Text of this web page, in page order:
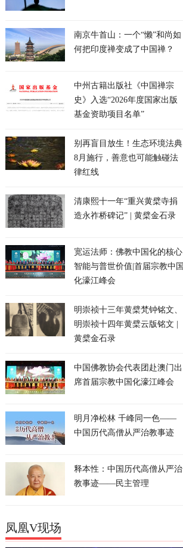
南京牛首山：一个“懒”和尚如
何把印度禅变成了中国禅？
中州古籍出版社《中国禅宗
史》入选“2026年度国家出版
基金资助项目名单”
别再盲目放生！生态环境法典
8月施行，善意也可能触碰法
律红线
清康熙十一年“重兴黄檗寺捐
造永祚桥碑记” | 黄檗金石录
宽运法师：佛教中国化的核心
智能与普世价值|首届宗教中国
化濠江峰会
明崇祯十三年黄檗梵钟铭文、
明崇祯十四年黄檗云版铭文 |
黄檗金石录
中国佛教协会代表团赴澳门出
席首届宗教中国化濠江峰会
明月净松林 千峰同一色——
中国历代高僧从严治教事迹
释本性：中国历代高僧从严治
教事迹——民主管理
凤凰V现场